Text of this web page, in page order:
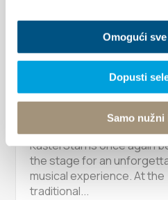
Omogući
Dopusti
Samo nužni
Mehr entdecken
17. August 2026
Arias under the
Kaštel Stari is once again
the stage for an
musical experience. At the
traditional...